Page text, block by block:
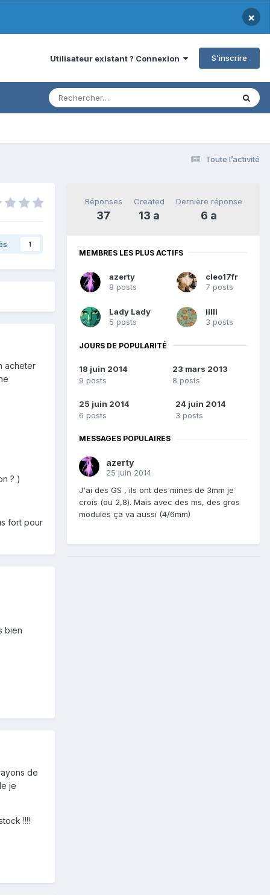
×
Utilisateur existant ? Connexion S’inscrire
Toute l’activité
1
acheter
? )
fort pour
bien
de
je
!!!!
Réponses
37
Created
13 a
Dernière réponse
6 a
MEMBRES LES PLUS ACTIFS
azerty
8 posts
cleo17fr
7 posts
Lady Lady
5 posts
lilli
3 posts
JOURS DE POPULARITÉ
18 juin 2014
9 posts
23 mars 2013
8 posts
25 juin 2014
6 posts
24 juin 2014
3 posts
MESSAGES POPULAIRES
azerty
25 juin 2014
J'ai des GS , ils ont des mines de 3mm je
crois (ou 2,8). Mais avec des ms, des gros
modules ça va aussi (4/6mm)